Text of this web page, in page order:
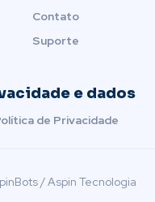
Contato
Suporte
e dados
de Privacidade
/ Aspin Tecnologia